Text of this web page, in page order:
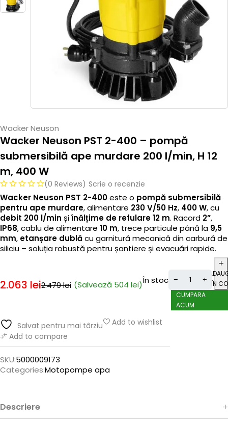
Wacker Neuson
Wacker Neuson PST 2-400 – pompă
submersibilă ape murdare 200 l/min, H 12
m, 400 W
(0 Reviews) Scrie o recenzie
Wacker Neuson PST 2-400este o pompă submersibilă
pentru ape murdare, alimentare 230 V/50 Hz, 400 W, cu
debit 200 l/min șiînălțime de refulare 12 m. Racord 2”,
IP68, cablu de alimentare 10 m, trece particule până la 9,5
mm, etanșare dublăcu garnitură mecanică din carbură de
siliciu – soluția robustă pentru șantiere și evacuări rapide.
2.479lei
2.063 lei (Salvează 504 lei)În stoc
ÎN
CUMPARA
ACUM
Salvat pentru mai târziu
Add to wishlist
Add to compare
SKU:5000009173
Categories:Motopompe apa
Descriere